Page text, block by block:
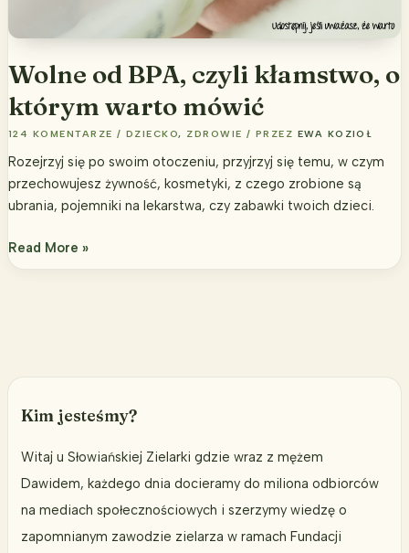
Wolne od BPA, czyli kłamstwo, o
którym warto mówić
124 KOMENTARZE / DZIECKO, ZDROWIE / PRZEZ EWA KOZIOŁ
Rozejrzyj się po swoim otoczeniu, przyjrzyj się temu, w czym
przechowujesz żywność, kosmetyki, z czego zrobione są
ubrania, pojemniki na lekarstwa, czy zabawki twoich dzieci.
Wolne
mówić
Read More »
Kim jesteśmy?
Witaj u Słowiańskiej Zielarki gdzie wraz z mężem
Dawidem, każdego dnia docieramy do miliona odbiorców
na mediach społecznościowych i szerzymy wiedzę o
zapomnianym zawodzie zielarza w ramach Fundacji